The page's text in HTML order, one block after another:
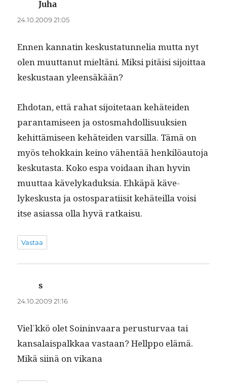
Juha
24.10.2009 21:05
Ennen kan­natin keskus­tatun­nelia mut­ta nyt
olen muut­tanut mieltäni. Mik­si pitäisi sijoit­taa
keskus­taan yleensäkään?
Ehdotan, että rahat sijoite­taan kehätei­den
paran­tamiseen ja ostos­mah­dol­lisuuk­sien
kehit­tämiseen kehätei­den var­sil­la. Tämä on
myös tehokkain keino vähen­tää henkilöau­to­ja
kesku­tas­ta. Koko espa voidaan ihan hyvin
muut­taa käve­lykaduk­sia. Ehkäpä käve­
lykeskus­ta ja ostosparati­isit kehäteil­la voisi
itse asi­as­sa olla hyvä ratkaisu.
Vastaa
s
24.10.2009 21:16
Viel´kkö olet Soin­in­vaara perus­tur­vaa tai
kansalais­palkkaa vas­taan? Hellp­po elämä.
Mikä siinä on vikana